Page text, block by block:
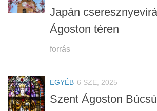
Japán
Ágoston téren
forrás
EGYÉB 6 SZE, 2025
Szent Ágoston